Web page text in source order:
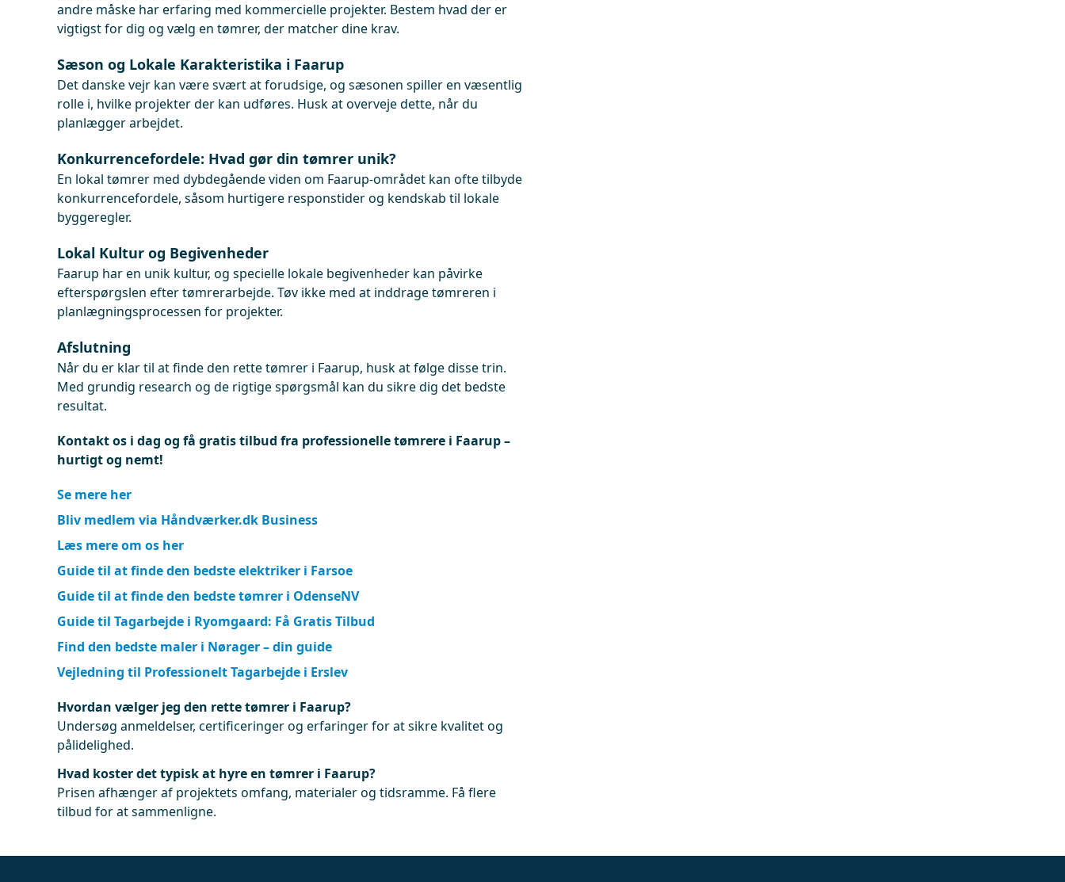
andre måske har erfaring med kommercielle projekter. Bestem hvad der er
vigtigst for dig og vælg en tømrer, der matcher dine krav.
Sæson og Lokale Karakteristika i Faarup
Det danske vejr kan være svært at forudsige, og sæsonen spiller en væsentlig
rolle i, hvilke projekter der kan udføres. Husk at overveje dette, når du
planlægger arbejdet.
Konkurrencefordele: Hvad gør din tømrer unik?
En lokal tømrer med dybdegående viden om Faarup-området kan ofte tilbyde
konkurrencefordele, såsom hurtigere responstider og kendskab til lokale
byggeregler.
Lokal Kultur og Begivenheder
Faarup har en unik kultur, og specielle lokale begivenheder kan påvirke
efterspørgslen efter tømrerarbejde. Tøv ikke med at inddrage tømreren i
planlægningsprocessen for projekter.
Afslutning
Når du er klar til at finde den rette tømrer i Faarup, husk at følge disse trin.
Med grundig research og de rigtige spørgsmål kan du sikre dig det bedste
resultat.
Kontakt os i dag og få gratis tilbud fra professionelle tømrere i Faarup –
hurtigt og nemt!
Se mere her
Bliv medlem via Håndværker.dk Business
Læs mere om os her
Guide til at finde den bedste elektriker i Farsoe
Guide til at finde den bedste tømrer i OdenseNV
Guide til Tagarbejde i Ryomgaard: Få Gratis Tilbud
Find den bedste maler i Nørager – din guide
Vejledning til Professionelt Tagarbejde i Erslev
Hvordan vælger jeg den rette tømrer i Faarup?
Undersøg anmeldelser, certificeringer og erfaringer for at sikre kvalitet og
pålidelighed.
Hvad koster det typisk at hyre en tømrer i Faarup?
Prisen afhænger af projektets omfang, materialer og tidsramme. Få flere
tilbud for at sammenligne.